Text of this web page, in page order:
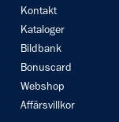
Kontakt
Kataloger
Bildbank
Bonuscard
Webshop
Affärsvillkor